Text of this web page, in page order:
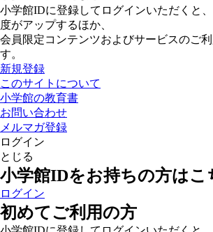
小学館IDに登録してログインいただくと
度がアップするほか、
会員限定コンテンツおよびサービスのご
す。
新規登録
このサイトについて
小学館の教育書
お問い合わせ
メルマガ登録
ログイン
とじる
小学館IDをお持ちの方はこ
ログイン
初めてご利用の方